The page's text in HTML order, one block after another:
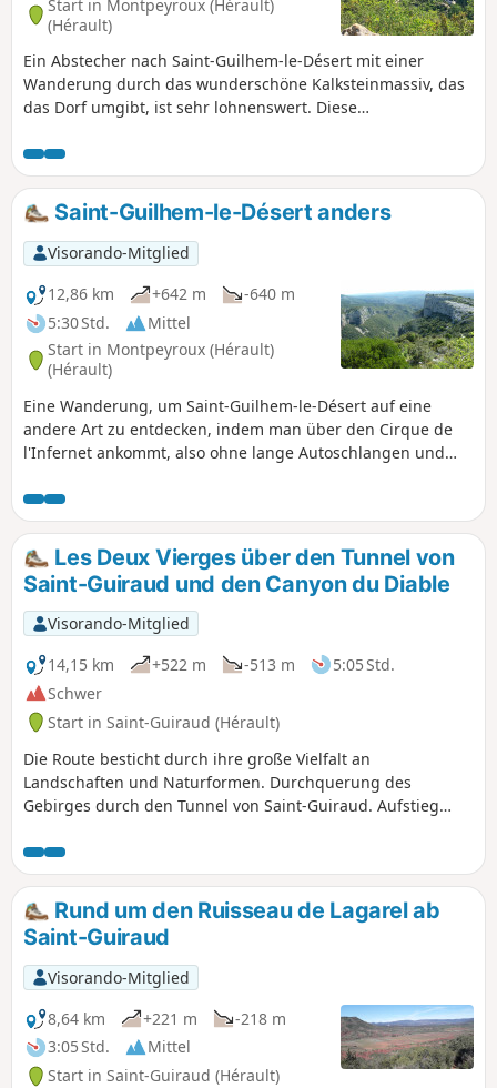
Peliten gebildeten roten Böden zu
bezeichnen). Die Wanderung ist eine Hin-
und Rückwanderung und weist keine
besonderen Schwierigkeiten auf.
Start in Montpeyroux (Hérault)
(Hérault)
Ein Abstecher nach Saint-Guilhem-le-Désert mit einer
Wanderung durch das wunderschöne Kalksteinmassiv, das
das Dorf umgibt, ist sehr lohnenswert. Diese
ermöglicht es, die schönsten Orte der Gegend zu sehen,
ohne sich in die Menschenmassen zu mischen, die im
Massiv wandern.
Saint-Guilhem-le-Désert anders
Visorando-Mitglied
12,86 km
+642 m
-640 m
5:30 Std.
Mittel
Start in Montpeyroux (Hérault)
(Hérault)
Eine Wanderung, um Saint-Guilhem-le-Désert auf eine
andere Art zu entdecken, indem man über den Cirque de
l'Infernet ankommt, also ohne lange Autoschlangen und
5. April 2023 auf den Anhöhen von Saint-Guilhem-le-Désert
und Saint-Jean-de-Fos ist die Route weiterhin begehbar,
jedoch sind der PR® des Fenestrettes und die Via d'Arles
(GR®653) betroffen. Bitte informieren Sie sich bei der
Touristeninformation Saint-Guilhem – Vallée de l'Hérault
über die Befahrbarkeit der Strecke.
Les Deux Vierges über den Tunnel von
Saint-Guiraud und den Canyon du Diable
Visorando-Mitglied
14,15 km
+522 m -513 m
5:05 Std.
Schwer
Start in Saint-Guiraud (Hérault)
Die Route besticht durch ihre große Vielfalt an
Landschaften und Naturformen. Durchquerung des
Gebirges durch den Tunnel von Saint-Guiraud. Aufstieg
Diable.Besteigung der Deux Vierges.Panoramablicke und
Rückweg über den Weg „Piste des Yeuses“.Die Strecke weist
mehrere Schwierigkeiten auf:- fehlende Markierungen auf
dem größten Teil der Strecke, aber sehr ausgeprägte, gut
erkennbare und oft begrenzte Wege. -starker
Höhenunterschied zwischen den Punkten „La cascade du
Diable“ und „La Roque Courbe“- rutschige Steilhänge beim
Abstieg vom Kalksteinhaldenhügel und im Couloir de Ruffes
(beim Abstieg schwieriger, die Runde sollte in der
vorgeschlagenen Reihenfolge absolviert werden).
Rund um den Ruisseau de Lagarel ab
Saint-Guiraud
Visorando-Mitglied
8,64 km
+221 m
-218 m
3:05 Std.
Mittel
Start in Saint-Guiraud (Hérault)